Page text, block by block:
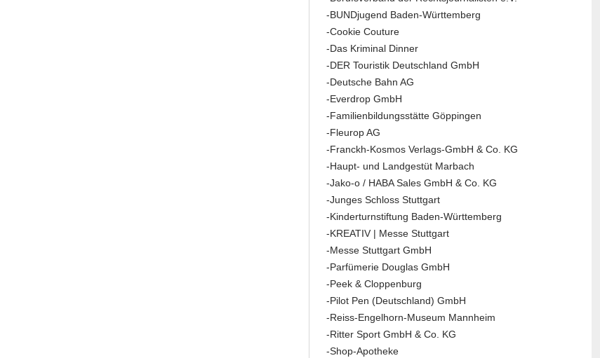
-BUNDjugend Baden-Württemberg
-Cookie Couture
-Das Kriminal Dinner
-DER Touristik Deutschland GmbH
-Deutsche Bahn AG
-Everdrop GmbH
-Familienbildungsstätte Göppingen
-Fleurop AG
-Franckh-Kosmos Verlags-GmbH & Co. KG
-Haupt- und Landgestüt Marbach
-Jako-o / HABA Sales GmbH & Co. KG
-Junges Schloss Stuttgart
-Kinderturnstiftung Baden-Württemberg
-KREATIV | Messe Stuttgart
-Messe Stuttgart GmbH
-Parfümerie Douglas GmbH
-Peek & Cloppenburg
-Pilot Pen (Deutschland) GmbH
-Reiss-Engelhorn-Museum Mannheim
-Ritter Sport GmbH & Co. KG
-Shop-Apotheke